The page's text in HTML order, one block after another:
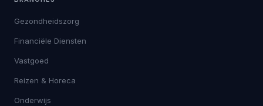
Gezondheidszorg
Financiële Diensten
Vastgoed
Reizen & Horeca
Onderwijs